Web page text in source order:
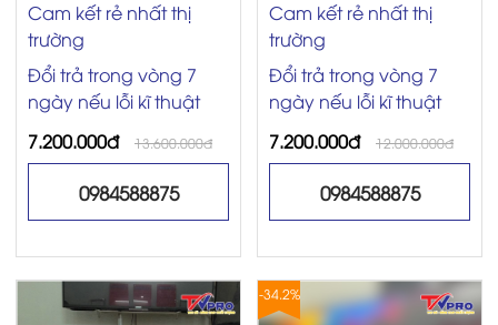
Cam kết rẻ nhất thị
trường
Đổi trả trong vòng 7
ngày nếu lỗi kĩ thuật
7.200.000đ
13.600.000đ
0984588875
Cam kết rẻ nhất thị
trường
Đổi trả trong vòng 7
ngày nếu lỗi kĩ thuật
7.200.000đ
12.000.000đ
0984588875
-34.2%